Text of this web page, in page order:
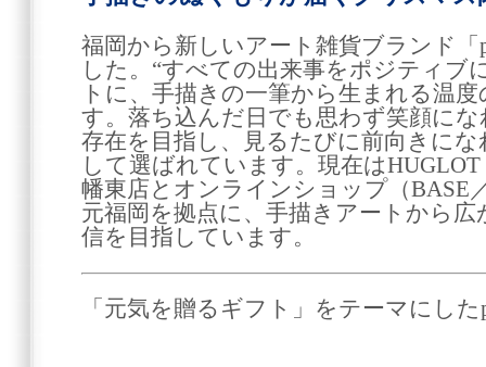
福岡から新しいアート雑貨ブランド
した。“すべての出来事をポジティブ
トに、手描きの一筆から生まれる温
す。落ち込んだ日でも思わず笑顔に
存在を目指し、見るたびに前向きに
して選ばれています。現在は
幡東店とオンラインショップ（BASE
元福岡を拠点に、手描きアートから
信を目指しています。
「元気を贈るギフト」をテーマにし